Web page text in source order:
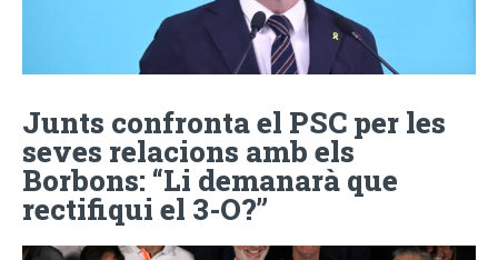
Junts confronta el PSC per les
seves relacions amb els
Borbons: “Li demanarà que
rectifiqui el 3-O?”